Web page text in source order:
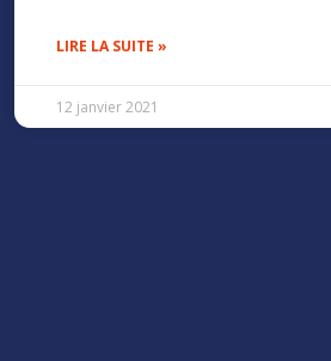
LIRE LA SUITE »
12 janvier 2021